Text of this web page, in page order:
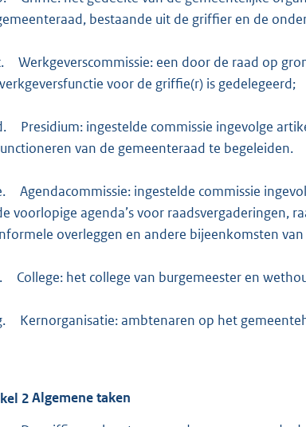
bestaande uit de griffier en de
Werkgeverscommissie: een door de raad op
voor de griffie(r) is gedelegeerd;
Presidium: ingestelde commissie ingevolge
van de gemeenteraad te begeleiden.
Agendacommissie: ingestelde commissie
voorlopige agenda’s voor raadsvergaderingen,
overleggen en andere bijeenkomsten van
College: het college van burgemeester en
Kernorganisatie: ambtenaren op het
2Algemene taken